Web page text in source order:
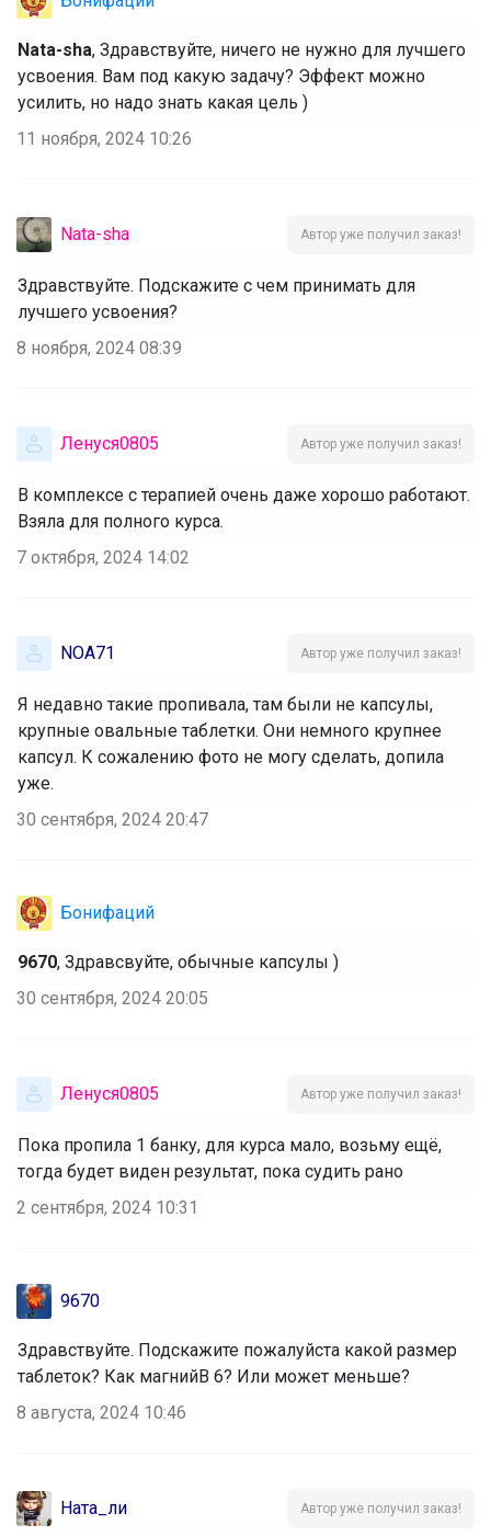
Nata-sha, Здравствуйте, ничего не нужно для лучшего
усвоения. Вам под какую задачу? Эффект можно
усилить, но надо знать какая цель )
11 ноября, 2024 10:26
Nata-sha Автор уже получил заказ!
Здравствуйте. Подскажите с чем принимать для
лучшего усвоения?
8 ноября, 2024 08:39
Ленуся0805 Автор уже получил заказ!
В комплексе с терапией очень даже хорошо работают.
Взяла для полного курса.
7 октября, 2024 14:02
NOA71 Автор уже получил заказ!
Я недавно такие пропивала, там были не капсулы,
крупные овальные таблетки. Они немного крупнее
капсул. К сожалению фото не могу сделать, допила
уже.
30 сентября, 2024 20:47
Бонифаций
9670, Здравсвуйте, обычные капсулы )
30 сентября, 2024 20:05
Ленуся0805 Автор уже получил заказ!
Пока пропила 1 банку, для курса мало, возьму ещё,
тогда будет виден результат, пока судить рано
2 сентября, 2024 10:31
9670
Здравствуйте. Подскажите пожалуйста какой размер
таблеток? Как магнийВ 6? Или может меньше?
8 августа, 2024 10:46
Ната_ли Автор уже получил заказ!